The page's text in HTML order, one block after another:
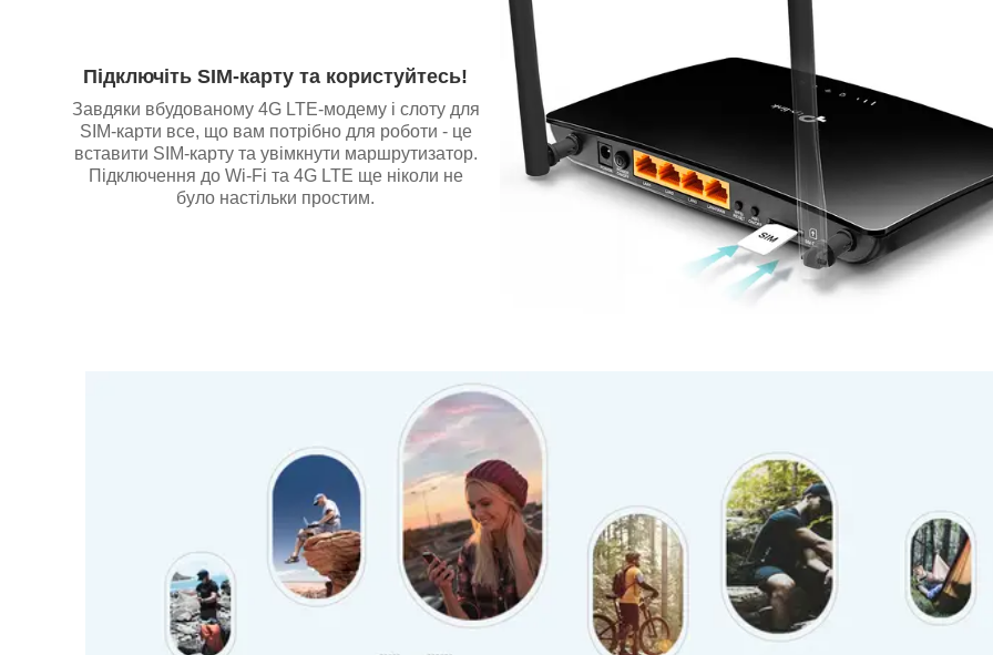
Підключіть SIM-карту та користуйтесь!
Завдяки вбудованому 4G LTE-модему і слоту для
SIM-карти все, що вам потрібно для роботи - це
вставити SIM-карту та увімкнути маршрутизатор.
Підключення до Wi-Fi та 4G LTE ще ніколи не
було настільки простим.